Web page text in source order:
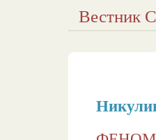
Вестник